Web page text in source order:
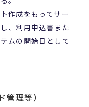
作成をもってサー
、利用申込書また
ムの開始日として
理等）